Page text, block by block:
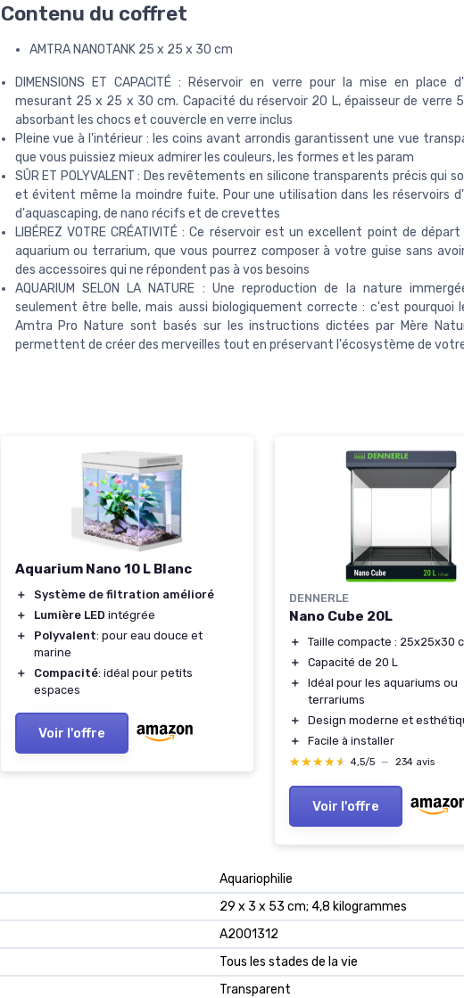
Contenu du coffret
AMTRA NANOTANK 25 x 25 x 30 cm
DIMENSIONS ET CAPACITÉ : Réservoir en verre pour la mise en place
mesurant 25 x 25 x 30 cm. Capacité du réservoir 20 L, épaisseur de verre
absorbant les chocs et couvercle en verre inclus
Pleine vue à l'intérieur : les coins avant arrondis garantissent une vue
que vous puissiez mieux admirer les couleurs, les formes et les param
SÛR ET POLYVALENT : Des revêtements en silicone transparents précis qui
et évitent même la moindre fuite. Pour une utilisation dans les réservoirs
d'aquascaping, de nano récifs et de crevettes
LIBÉREZ VOTRE CRÉATIVITÉ : Ce réservoir est un excellent point de
aquarium ou terrarium, que vous pourrez composer à votre guise sans
des accessoires qui ne répondent pas à vos besoins
AQUARIUM SELON LA NATURE : Une reproduction de la nature
seulement être belle, mais aussi biologiquement correcte : c'est pourquoi
Amtra Pro Nature sont basés sur les instructions dictées par Mère
permettent de créer des merveilles tout en préservant l'écosystème de
Aquarium Nano 10 L Blanc
＋
Système de filtration amélioré
＋
Lumière LED intégrée
＋
Polyvalent: pour eau douce et
marine
＋
Compacité: idéal pour petits
espaces
Voir l'offre
DENNERLE
Nano Cube 20L
＋
Taille compacte : 25x25x30
＋
Capacité de 20 L
＋
Idéal pour les aquariums ou
terrariums
＋
Design moderne et
＋
Facile à installer
★★★★★
★★★★★ 4,5/5 — 234 avis
Voir l'offre
‎Aquariophilie
‎29 x 3 x 53 cm; 4,8 kilogrammes
‎A2001312
‎Tous les stades de la vie
‎Transparent